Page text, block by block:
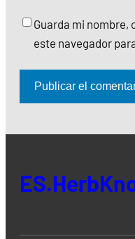
Guarda mi nombre,
este navegador